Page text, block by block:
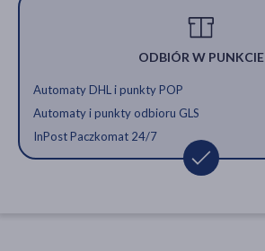
ODBIÓR W PUNKCIE
Automaty DHL i punkty POP
Automaty i punkty odbioru GLS
InPost Paczkomat 24/7